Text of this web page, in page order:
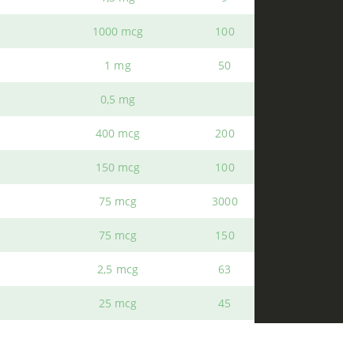
1000 mcg 100
1 mg 50
0,5 mg
400 mcg 200
150 mcg 100
75 mcg 3000
75 mcg 150
2,5 mcg 63
25 mcg 45
Política Privacidad